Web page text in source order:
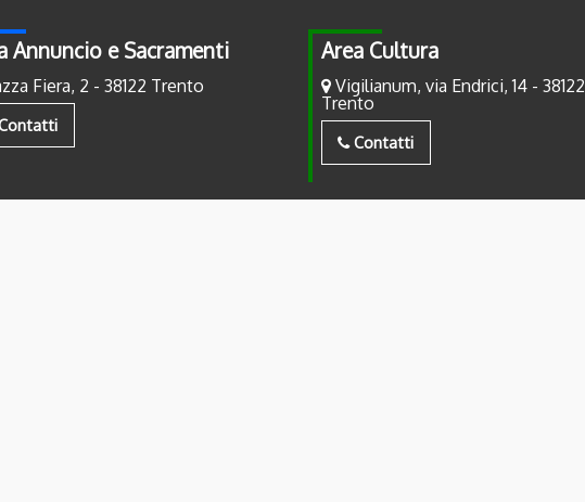
Annuncio e Sacramenti
Fiera, 2 - 38122 Trento
Area Cultura
Vigilianum, via Endrici, 14 - 38122
Trento
Contatti